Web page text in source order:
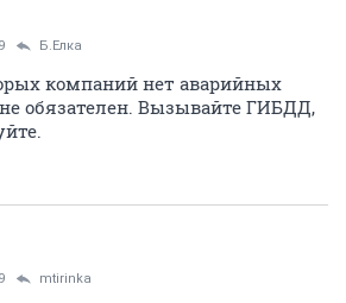
Б.Елка
компаний нет аварийных
обязателен. Вызывайте ГИБДД,
mtirinka